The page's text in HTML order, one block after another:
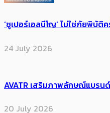
‘ซูเปอร์เอลนีโญ’ ไม่ใช่ภัยพิบั
24 July 2026
AVATR เสริมภาพลักษณ์แบรน
20 July 2026